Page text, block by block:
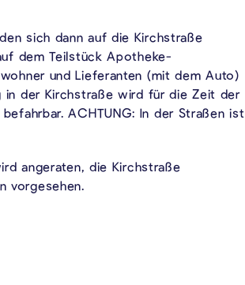
sich dann auf die Kirchstraße
dem Teilstück Apotheke-
und Lieferanten (mit dem Auto)
in der Kirchstraße wird für die Zeit der
ACHTUNG: In der Straßen ist
angeraten, die Kirchstraße
vorgesehen.